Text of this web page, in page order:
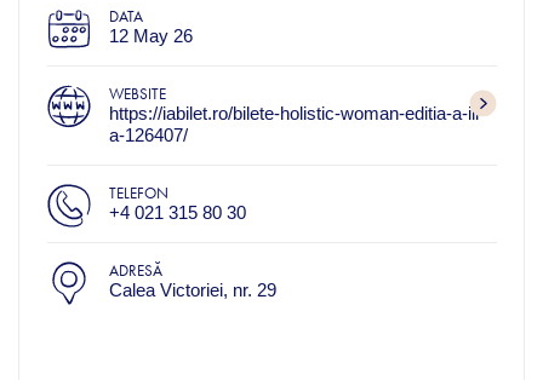
DATA
12 May 26
WEBSITE
https://iabilet.ro/bilete-holistic-woman-editia-a-iii-
a-126407/
TELEFON
+4 021 315 80 30
ADRESĂ
Calea Victoriei, nr. 29